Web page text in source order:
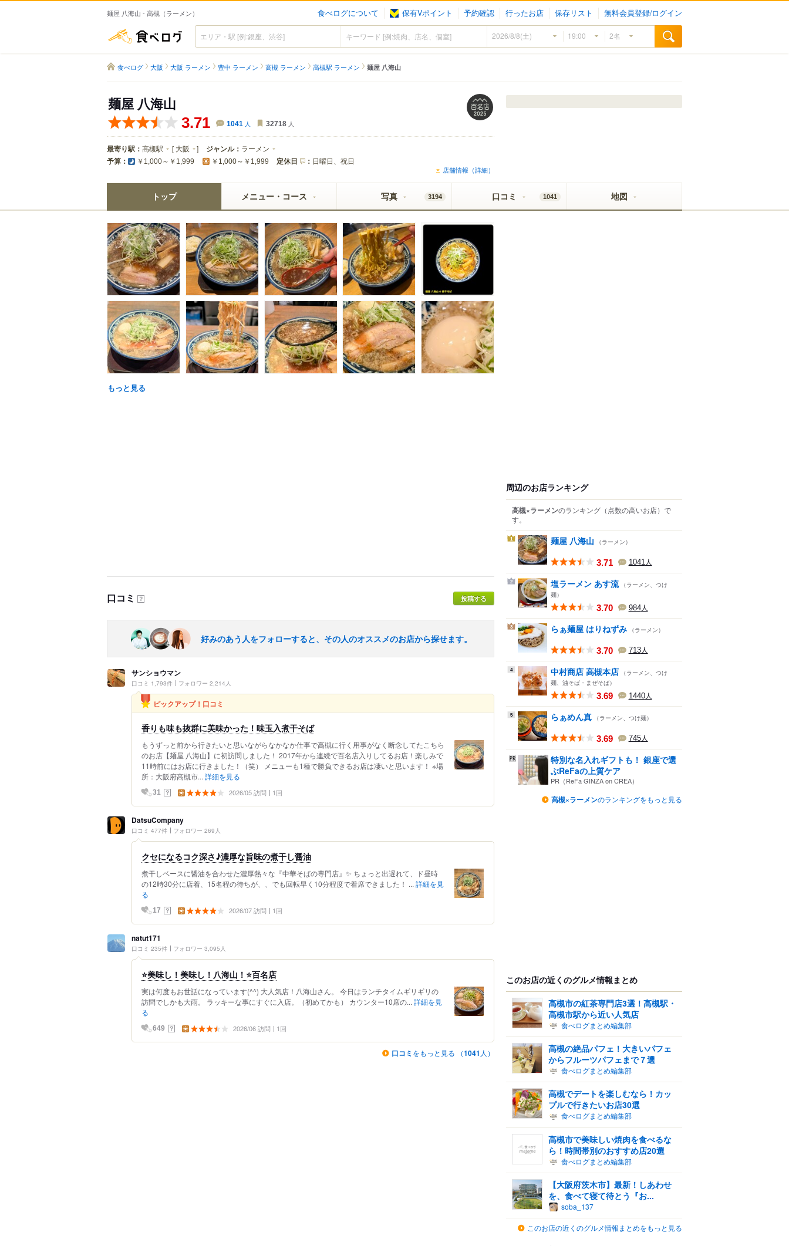
麺屋 八海山 - 高槻（ラーメン） 食べログについて 保有Vポイント 予約確認 行ったお店 保存リスト 無料会員登録/ログイン
食べログ
食べログ 大阪 大阪 ラーメン 豊中 ラーメン 高槻 ラーメン 高槻駅 ラーメン 麺屋 八海山
麺屋 八海山
3.71 1041 人 32718 人
最寄り駅： 高槻駅 [ 大阪 ] ジャンル： ラーメン
予算： ￥1,000～￥1,999 ￥1,000～￥1,999 定休日 ： 日曜日、祝日
店舗情報（詳細）
トップ メニュー・コース 写真 3194 口コミ 1041 地図
もっと見る
口コミ ？ 投稿する
好みのあう人をフォローすると、その人のオススメのお店から探せます。
サンショウマン
口コミ 1,793件 フォロワー 2,214人
ピックアップ！口コミ
香りも味も抜群に美味かった！味玉入煮干そば
もうずっと前から行きたいと思いながらなかなか仕事で高槻に行く用事がなく断念してたこちら
のお店【麺屋 八海山】に初訪問しました！ 2017年から連続で百名店入りしてるお店！楽しみで
11時前にはお店に行きました！（笑） メニューも1種で勝負できるお店は凄いと思います！ ※場
所：大阪府高槻市... 詳細を見る
31 ？ 2026/05 訪問 1回
DatsuCompany
口コミ 477件 フォロワー 269人
クセになるコク深さ♪濃厚な旨味の煮干し醤油
煮干しベースに醤油を合わせた濃厚熱々な『中華そばの専門店』✨️ ちょっと出遅れて、ド昼時
の12時30分に店着、15名程の待ちが、、でも回転早く10分程度で着席できました！ ... 詳細を見
る
17 ？ 2026/07 訪問 1回
natut171
口コミ 235件 フォロワー 3,095人
⭐️美味し！美味し！八海山！⭐️百名店
実は何度もお世話になっています(^^) 大人気店！八海山さん。 今日はランチタイムギリギリの
訪問でしかも大雨。 ラッキーな事にすぐに入店。（初めてかも） カウンター10席の... 詳細を見
る
649 ？ 2026/06 訪問 1回
口コミ をもっと見る （1041 人）
周辺のお店ランキング
高槻×ラーメンのランキング （点数の高いお店） で
す。
1 麺屋 八海山 （ラーメン）
3.71 1041人
2 塩ラーメン あす流 （ラーメン、つけ
麺）
3.70 984人
3 らぁ麺屋 はりねずみ （ラーメン）
3.70 713人
4 中村商店 高槻本店 （ラーメン、つけ
麺、油そば・まぜそば）
3.69 1440人
5 らぁめん真 （ラーメン、つけ麺）
3.69 745人
特別な名入れギフトも！ 銀座で選
ぶReFaの上質ケア
PR（ReFa GINZA on CREA）
高槻×ラーメンのランキングをもっと見る
このお店の近くのグルメ情報まとめ
高槻市の紅茶専門店3選！高槻駅・
高槻市駅から近い人気店
食べログまとめ編集部
高槻の絶品パフェ！大きいパフェ
からフルーツパフェまで７選
食べログまとめ編集部
高槻でデートを楽しむなら！カッ
プルで行きたいお店30選
食べログまとめ編集部
高槻市で美味しい焼肉を食べるな
ら！時間帯別のおすすめ店20選
食べログまとめ編集部
【大阪府茨木市】最新！しあわせ
を、食べて寝て待とう『お...
soba_137
このお店の近くのグルメ情報まとめをもっと見る